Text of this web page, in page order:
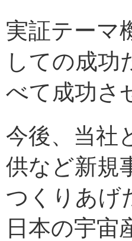
実証テーマ
しての成功
べて成功さ
今後、当社
供など新規
つくりあげ
日本の宇宙